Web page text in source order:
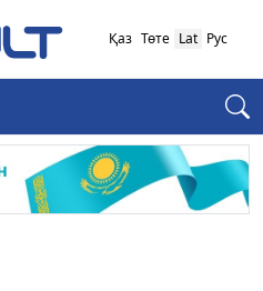
Қаз Төте Lat Рус